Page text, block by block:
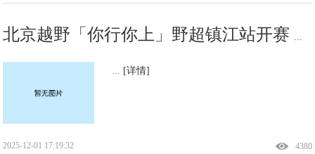
北京越野「你行你上」野超镇江站开赛 携手江苏车主肆意开野
... [详情]
4380
2025-12-01 17:19:32